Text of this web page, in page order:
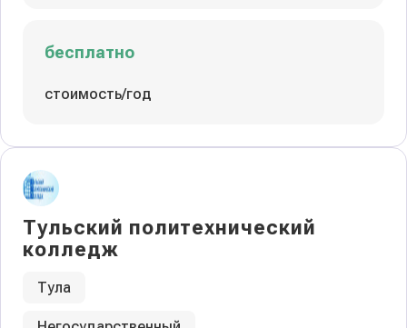
бесплатно
стоимость/год
Тульский политехнический
колледж
Тула